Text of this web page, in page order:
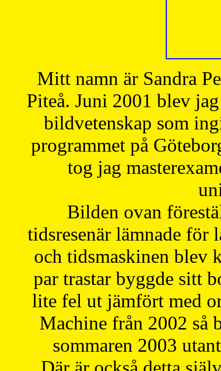
Mitt namn är Sandra
Piteå. Juni 2001 blev
bildvetenskap som
programmet på
tog jag
Bilden ovan
tidsresenär lämnade för
och tidsmaskinen blev
par trastar byggde sitt
lite fel ut jämfört med
Machine från 2002 så
sommaren 2003